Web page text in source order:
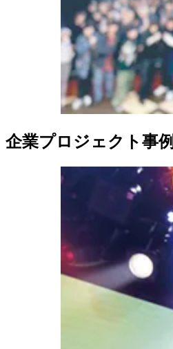
企業プロジェクト事例